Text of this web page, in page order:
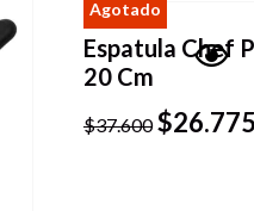
Espatula Chef
20 Cm
$37.600 $26.775
rápida